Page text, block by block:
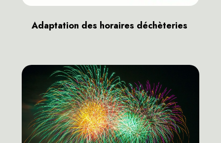
Adaptation des horaires déchèteries